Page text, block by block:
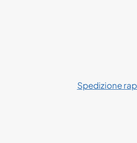
Spedizione